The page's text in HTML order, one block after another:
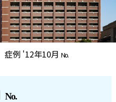
症例 '12年10月 No.
No.